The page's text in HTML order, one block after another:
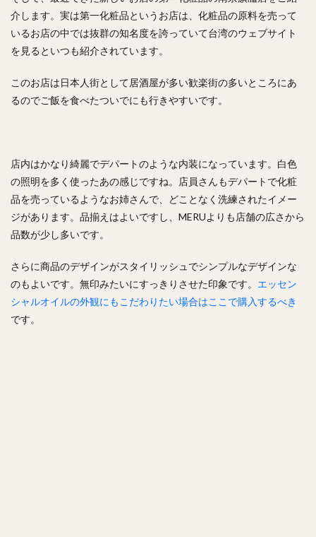
介します。実は第一化粧品というお店は、化粧品の原料を売って
いるお店の中では抜群の知名度を誇っていて台湾のウェブサイト
を見るといつも紹介されています。
このお店は日本人街として居酒屋が多い歓楽街の多いところにあ
るのでご飯を食べたついでにも行きやすいです。
店内はかなり綺麗でデパートのような内装になっています。白色
の照明を多く使ったあの感じですね。店員さんもデパートで化粧
品を売っているようなお姉さんで、どことなく洗練されたイメー
ジがあります。品揃えはよいですし、MERUよりも店舗の広さから
品数が少し多いです。
さらに商品のデザインがスタイリッシュでシンプルなデザインな
のもよいです。無印みたいにすっきりさせた印象です。 エッセン
シャルオイルの外観にもこだわりたい場合はここで購入するべき
です。